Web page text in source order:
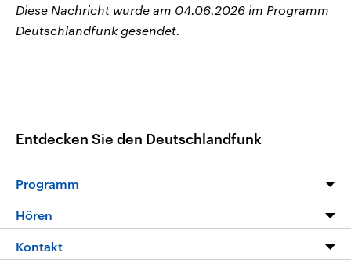
Diese Nachricht wurde am 04.06.2026 im Programm
Deutschlandfunk gesendet.
Entdecken Sie den Deutschlandfunk
Programm
Programm
Die Nachrichten
Hören
Livestream
Kontakt